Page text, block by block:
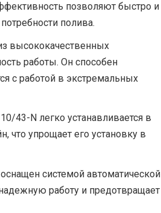
позволяют быстро и
полива.
высококачественных
работы. Он способен
с работой в экстремальных
43-N легко устанавливается в
что упрощает его установку в
системой автоматической
работу и предотвращает